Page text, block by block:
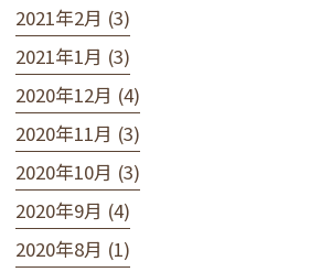
2021年2月 (3)
2021年1月 (3)
2020年12月 (4)
2020年11月 (3)
2020年10月 (3)
2020年9月 (4)
2020年8月 (1)